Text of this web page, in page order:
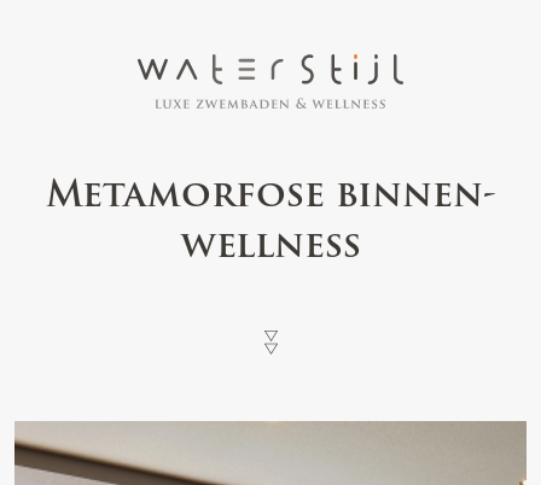
Metamorfose binnen-
wellness